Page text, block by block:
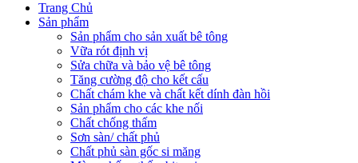
Trang Chủ
Sản phẩm
Sản phẩm cho sản xuất bê tông
Vữa rót định vị
Sửa chữa và bảo vệ bê tông
Tăng cường độ cho kết cấu
Chất chám khe và chất kết dính đàn hồi
Sản phẩm cho các khe nối
Chất chống thấm
Sơn sàn/ chất phủ
Chất phủ sàn gốc si măng